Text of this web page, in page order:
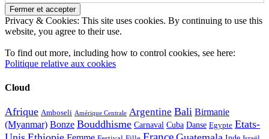
Privacy & Cookies: This site uses cookies. By continuing to use this
website, you agree to their use.
To find out more, including how to control cookies, see here:
Politique relative aux cookies
Cloud
Afrique Amboseli Amérique Centrale Argentine Bali Birmanie
(Myanmar) Bonze Bouddhisme Carnaval Cuba Danse Egypte Etats-